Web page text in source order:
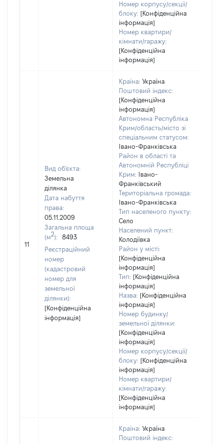
Номер корпусу/секції/
блоку: [Конфіденційна
інформація]
Номер квартири/
кімнати/гаражу:
[Конфіденційна
інформація]
11
Вид об'єкта:
Земельна
ділянка
Дата набуття
права:
05.11.2009
Загальна площа
(м2):
8493
Реєстраційний
номер
(кадастровий
номер для
земельної
ділянки):
[Конфіденційна
інформація]
Країна: Україна
Поштовий індекс:
[Конфіденційна
інформація]
Автономна Республіка
Крим/область/місто зі
спеціальним статусом:
Івано-Франківська
Район в області та
Автономній Республіці
Крим:
Івано-
Франківський
Територіальна громада:
Івано-Франківська
Тип населеного пункту:
Село
Населений пункт:
Колодіївка
Район у місті:
[Конфіденційна
інформація]
Тип: [Конфіденційна
інформація]
Назва: [Конфіденційна
інформація]
Номер будинку/
земельної ділянки:
[Конфіденційна
інформація]
Номер корпусу/секції/
блоку: [Конфіденційна
інформація]
Номер квартири/
кімнати/гаражу:
[Конфіденційна
інформація]
Країна: Україна
Поштовий індекс: